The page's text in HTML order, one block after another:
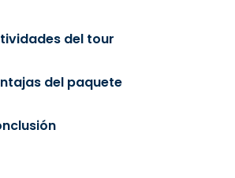
del tour
del paquete